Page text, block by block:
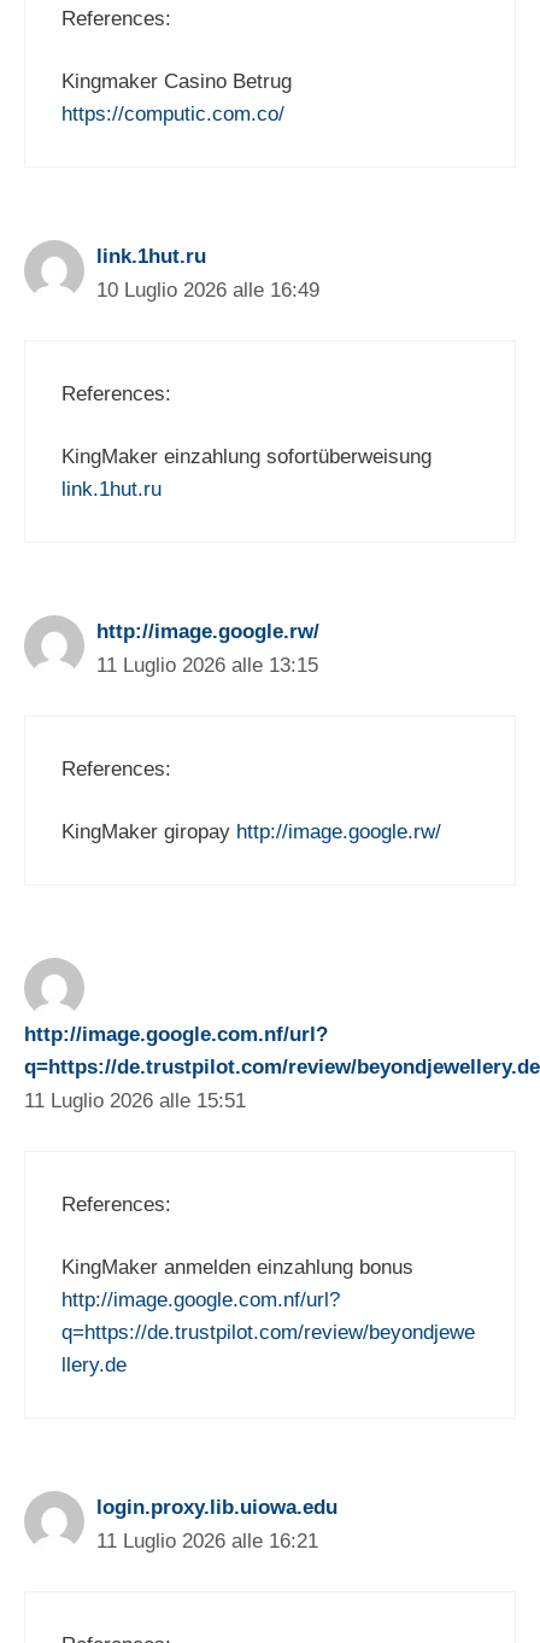
References:
Kingmaker Casino Betrug
https://computic.com.co/
link.1hut.ru
10 Luglio 2026 alle 16:49
References:
KingMaker einzahlung sofortüberweisung
link.1hut.ru
http://image.google.rw/
11 Luglio 2026 alle 13:15
References:
KingMaker giropay http://image.google.rw/
http://image.google.com.nf/url?
q=https://de.trustpilot.com/review/beyondjewellery.de
11 Luglio 2026 alle 15:51
References:
KingMaker anmelden einzahlung bonus
http://image.google.com.nf/url?
q=https://de.trustpilot.com/review/beyondjewe
llery.de
login.proxy.lib.uiowa.edu
11 Luglio 2026 alle 16:21